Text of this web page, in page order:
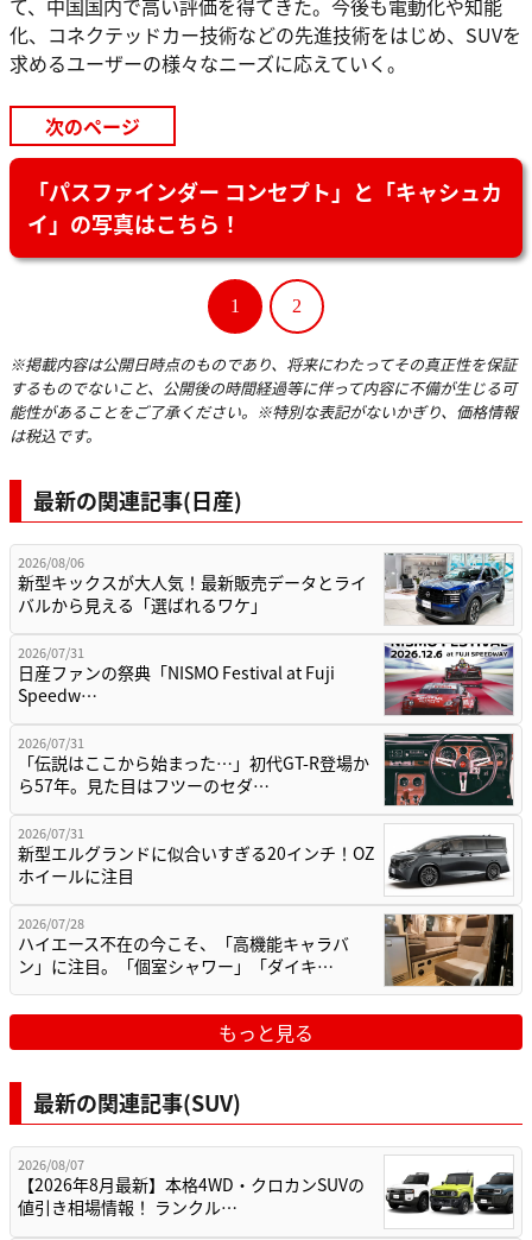
て、中国国内で高い評価を得てきた。今後も電動化や知能
化、コネクテッドカー技術などの先進技術をはじめ、SUVを
求めるユーザーの様々なニーズに応えていく。
次のページ
「パスファインダー コンセプト」と「キャシュカ
イ」の写真はこちら！
1 2
※掲載内容は公開日時点のものであり、将来にわたってその真正性を保証
するものでないこと、公開後の時間経過等に伴って内容に不備が生じる可
能性があることをご了承ください。※特別な表記がないかぎり、価格情報
は税込です。
最新の関連記事(日産)
2026/08/06
新型キックスが大人気！最新販売データとライ
バルから見える「選ばれるワケ」
2026/07/31
日産ファンの祭典「NISMO Festival at Fuji
Speedw…
2026/07/31
「伝説はここから始まった…」初代GT-R登場か
ら57年。見た目はフツーのセダ…
2026/07/31
新型エルグランドに似合いすぎる20インチ！OZ
ホイールに注目
2026/07/28
ハイエース不在の今こそ、「高機能キャラバ
ン」に注目。「個室シャワー」「ダイキ…
もっと見る
最新の関連記事(SUV)
2026/08/07
【2026年8月最新】本格4WD・クロカンSUVの
値引き相場情報！ ランクル…